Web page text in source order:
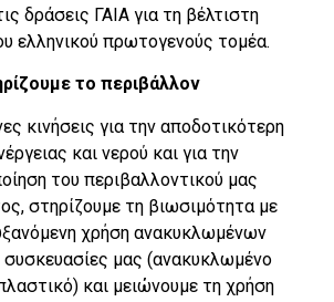
δράσεις ΓΑΙΑ για τη βέλτιστη
ελληνικού πρωτογενούς τομέα.
το περιβάλλον
κινήσεις για την αποδοτικότερη
και νερού και για την
του περιβαλλοντικού μας
στηρίζουμε τη βιωσιμότητα με
χρήση ανακυκλωμένων
συσκευασίες μας (ανακυκλωμένο
και μειώνουμε τη χρήση